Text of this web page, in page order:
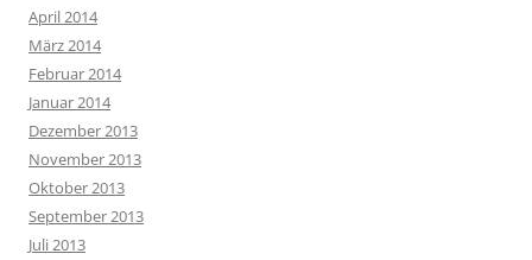
April 2014
März 2014
Februar 2014
Januar 2014
Dezember 2013
November 2013
Oktober 2013
September 2013
Juli 2013